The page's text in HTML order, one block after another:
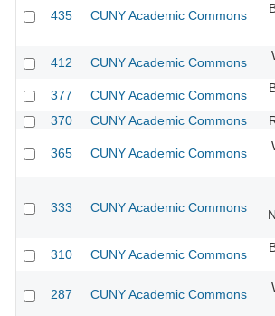
435 CUNY Academic Commons
412 CUNY Academic Commons
377 CUNY Academic Commons
370
CUNY Academic Commons
365 CUNY Academic Commons
333 CUNY Academic Commons
310 CUNY Academic Commons
287 CUNY Academic Commons